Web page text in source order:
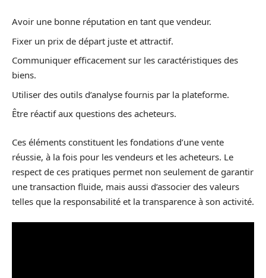
Avoir une bonne réputation en tant que vendeur.
Fixer un prix de départ juste et attractif.
Communiquer efficacement sur les caractéristiques des
biens.
Utiliser des outils d’analyse fournis par la plateforme.
Être réactif aux questions des acheteurs.
Ces éléments constituent les fondations d’une vente
réussie, à la fois pour les vendeurs et les acheteurs. Le
respect de ces pratiques permet non seulement de garantir
une transaction fluide, mais aussi d’associer des valeurs
telles que la responsabilité et la transparence à son activité.